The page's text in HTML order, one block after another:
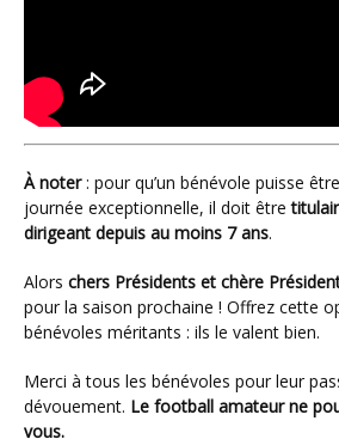
À noter: pour qu’un bénévole puisse
journée exceptionnelle, il doit être
dirigeant depuis au moins 7 ans.
Alors chers Présidents et chère
pour la saison prochaine ! Offrez cette
bénévoles méritants : ils le valent bien.
Merci à tous les bénévoles pour leur passion, leur temps, et leur
dévouement. Le football amateur ne
vous.